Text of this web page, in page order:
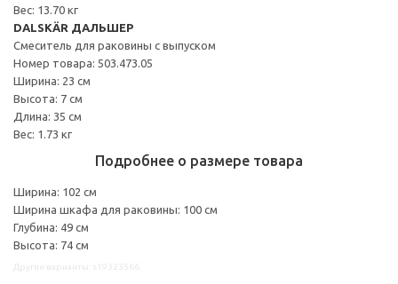
Вес: 13.70 кг
DALSKÄR ДАЛЬШЕР
Смеситель для раковины с выпуском
Номер товара: 503.473.05
Ширина: 23 см
Высота: 7 см
Длина: 35 см
Вес: 1.73 кг
Подробнее о размере товара
Ширина: 102 см
Ширина шкафа для раковины: 100 см
Глубина: 49 см
Высота: 74 см